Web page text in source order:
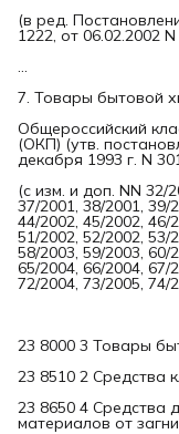
(в ред.
1222, от 06.02.2002 N
...
7. Товары бытовой
Общероссийский
(ОКП) (утв.
декабря 1993 г. N
(с изм. и доп. NN 32/
37/2001, 38/2001, 39/
44/2002, 45/2002, 46/
51/2002, 52/2002, 53/
58/2003, 59/2003, 60/
65/2004, 66/2004, 67/
72/2004, 73/2005, 74/
23 8000 3 Товары
23 8510 2 Средства
23 8650 4 Средства
материалов от